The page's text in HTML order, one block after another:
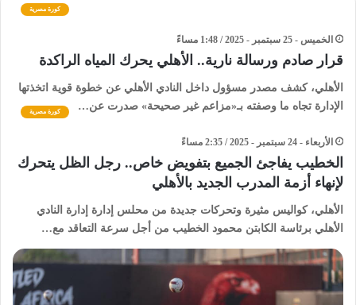
كورة مصرية
الخميس - 25 سبتمبر - 2025 / 1:48 مساءً
قرار صادم ورسالة نارية.. الأهلي يحرك المياه الراكدة
الأهلي، كشف مصدر مسؤول داخل النادي الأهلي عن خطوة قوية اتخذتها
الإدارة تجاه ما وصفته بـ«مزاعم غير صحيحة» صدرت عن…
كورة مصرية
الأربعاء - 24 سبتمبر - 2025 / 2:35 مساءً
الخطيب يفاجئ الجميع بتفويض خاص.. رجل الظل يتحرك
لإنهاء أزمة المدرب الجديد بالأهلي
الأهلي، كواليس مثيرة وتحركات جديدة من محلس إدارة إدارة النادي
الأهلي برئاسة الكابتن محمود الخطيب من أجل سرعة التعاقد مع…